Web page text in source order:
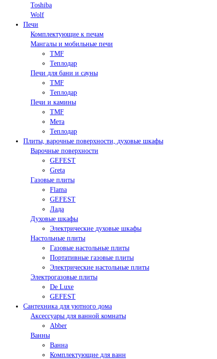
Toshiba
Wolf
Печи
Комплектующие к печам
Мангалы и мобильные печи
TMF
Теплодар
Печи для бани и сауны
TMF
Теплодар
Печи и камины
TMF
Мета
Теплодар
Плиты, варочные поверхности, духовые шкафы
Варочные поверхности
GEFEST
Greta
Газовые плиты
Flama
GEFEST
Лада
Духовые шкафы
Электрические духовые шкафы
Настольные плиты
Газовые настольные плиты
Портативные газовые плиты
Электрические настольные плиты
Электрогазовые плиты
De Luxe
GEFEST
Сантехника для уютного дома
Аксессуары для ванной комнаты
Abber
Ванны
Ванна
Комплектующие для ванн